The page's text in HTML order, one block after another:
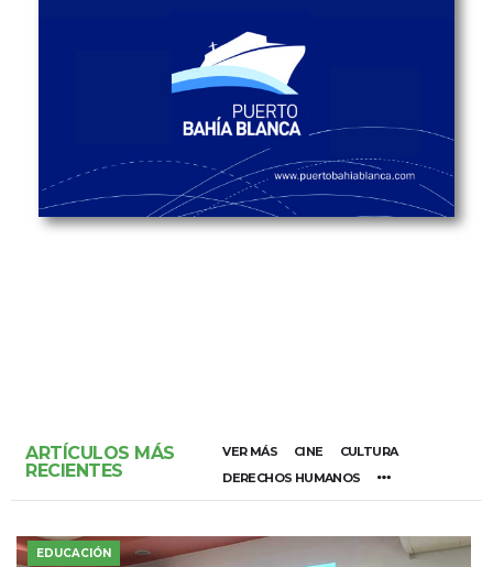
ARTÍCULOS MÁS
RECIENTES
VER MÁS CINE
CULTURA
DERECHOS HUMANOS
EDUCACIÓN